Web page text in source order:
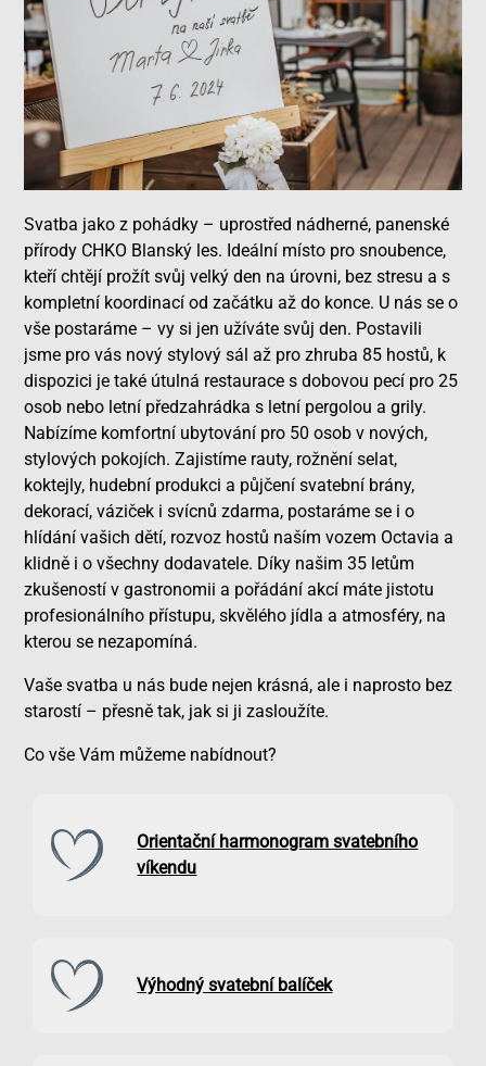
Svatba jako z pohádky – uprostřed nádherné, panenské
přírody CHKO Blanský les. Ideální místo pro snoubence,
kteří chtějí prožít svůj velký den na úrovni, bez stresu a s
kompletní koordinací od začátku až do konce. U nás se o
vše postaráme – vy si jen užíváte svůj den. Postavili
jsme pro vás nový stylový sál až pro zhruba 85 hostů, k
dispozici je také útulná restaurace s dobovou pecí pro 25
osob nebo letní předzahrádka s letní pergolou a grily.
Nabízíme komfortní ubytování pro 50 osob v nových,
stylových pokojích. Zajistíme rauty, rožnění selat,
koktejly, hudební produkci a půjčení svatební brány,
dekorací, váziček i svícnů zdarma, postaráme se i o
hlídání vašich dětí, rozvoz hostů naším vozem Octavia a
klidně i o všechny dodavatele. Díky našim 35 letům
zkušeností v gastronomii a pořádání akcí máte jistotu
profesionálního přístupu, skvělého jídla a atmosféry, na
kterou se nezapomíná.
Vaše svatba u nás bude nejen krásná, ale i naprosto bez
starostí – přesně tak, jak si ji zasloužíte.
Co vše Vám můžeme nabídnout?
Orientační harmonogram svatebního
víkendu
Výhodný svatební balíček